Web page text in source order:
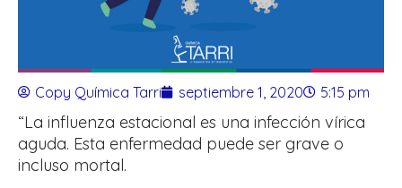
Copy Química Tarri septiembre 1, 2020 5:15 pm
“La influenza estacional es una infección vírica
aguda. Esta enfermedad puede ser grave o
incluso mortal.